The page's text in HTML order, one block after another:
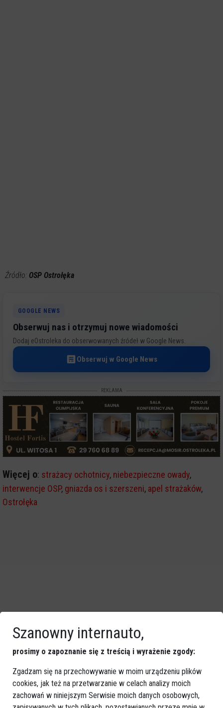
Źródło: OSP Ostrołęka
GOOGLE NEWS
Obserwuj nas i otrzymuj nowe wiadomości
Dodaj eOstroleka do obserwowanych źródeł w Google News.
Obserwuj w Google News
REKLAMA
Więcej o: strażacy ochotnicy, niebezpieczne owady,
interwencje OSP, gniazda os i szerszeni, apel strażaków,
Ostrołęka
Szanowny internauto,
prosimy o zapoznanie się z treścią i wyrażenie zgody:
Zgadzam się na przechowywanie w moim urządzeniu plików
cookies, jak też na przetwarzanie w celach analizy moich
zachowań w niniejszym Serwisie moich danych osobowych,